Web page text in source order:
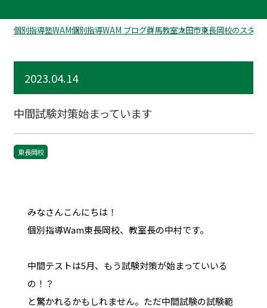
個別指導塾WAM個別指導WAM ブログ群馬教室太田市東長岡校のスタッ
2023.04.14
中間試験対策始まっています
東長岡校
みなさんこんにちは！
個別指導Wam東長岡校、教室長の中村です。
中間テストは5月、もう試験対策が始まっていいる
の！？
と驚かれるかもしれません。ただ中間試験の試験範